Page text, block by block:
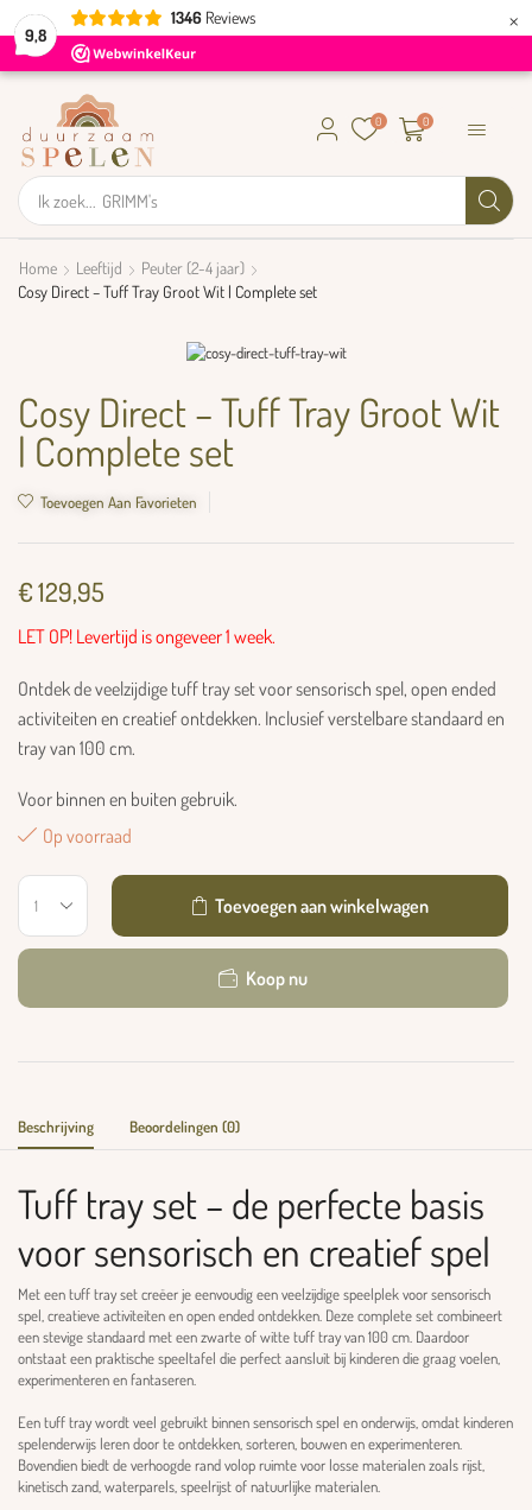
9,8
1346 Reviews ×
Ik zoek... GRIMM's
0 0
Home Leeftijd
Peuter (2-4 jaar)
Cosy Direct – Tuff Tray Groot Wit | Complete set
Cosy Direct – Tuff Tray Groot Wit
| Complete set
Toevoegen Aan Favorieten
€129,95
LET OP! Levertijd is ongeveer 1 week.
Ontdek de veelzijdige tuff tray set voor sensorisch spel, open ended
activiteiten en creatief ontdekken. Inclusief verstelbare standaard en
tray van 100 cm.
Voor binnen en buiten gebruik.
Op voorraad
Toevoegen aan winkelwagen
Koop nu
Beschrijving Beoordelingen (0)
Tuff tray set – de perfecte basis
voor sensorisch en creatief spel
Met een tuff tray set creëer je eenvoudig een veelzijdige speelplek voor sensorisch
spel, creatieve activiteiten en open ended ontdekken. Deze complete set combineert
een stevige standaard met een zwarte of witte tuff tray van 100 cm. Daardoor
ontstaat een praktische speeltafel die perfect aansluit bij kinderen die graag voelen,
experimenteren en fantaseren.
Een tuff tray wordt veel gebruikt binnen sensorisch spel en onderwijs, omdat kinderen
spelenderwijs leren door te ontdekken, sorteren, bouwen en experimenteren.
Bovendien biedt de verhoogde rand volop ruimte voor losse materialen zoals rijst,
kinetisch zand, waterparels, speelrijst of natuurlijke materialen.